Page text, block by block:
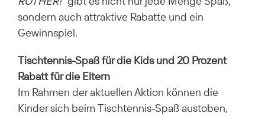
sondern auch attraktive Rabatte und ein
Gewinnspiel.
Tischtennis-Spaß für die Kids und 20 Prozent
Rabatt für die Eltern
Im Rahmen der aktuellen Aktion können die
Kinder sich beim Tischtennis-Spaß austoben,